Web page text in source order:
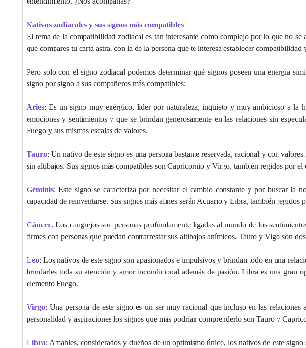
Nativos zodiacales y sus signos más compatibles
El tema de la compatibilidad zodiacal es tan interesante como complejo por lo que no
que compares tu carta astral con la de la persona que te interesa establecer
Pero solo con el signo zodiacal podemos determinar qué signos poseen una energía
signo por signo a sus compañeros más compatibles:
Aries: Es un signo muy enérgico, líder por naturaleza, inquieto y muy ambicioso a la
emociones y sentimientos y que se brindan generosamente en las relaciones sin
Fuego y sus mismas escalas de valores.
Tauro: Un nativo de este signo es una persona bastante reservada, racional y con
sin altibajos. Sus signos más compatibles son Capricornio y Virgo, también regidos por
Géminis: Este signo se caracteriza por necesitar el cambio constante y por buscar la
capacidad de reinventarse. Sus signos más afines serán Acuario y Libra, también
Cáncer: Los cangrejos son personas profundamente ligadas al mundo de los
firmes con personas que puedan contrarrestar sus altibajos anímicos. Tauro y Vigo son
Leo: Los nativos de este signo son apasionados e impulsivos y brindan todo en una
brindarles toda su atención y amor incondicional además de pasión. Libra es una gran
elemento Fuego.
Virgo: Una persona de este signo es un ser muy racional que incluso en las
personalidad y aspiraciones los signos que más podrían comprenderlo son Tauro y
Libra: Amables, considerados y dueños de un optimismo único, los nativos de este